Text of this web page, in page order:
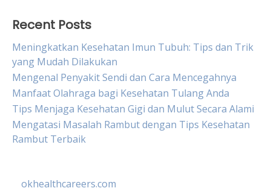
Recent Posts
Meningkatkan Kesehatan Imun Tubuh: Tips dan Trik
yang Mudah Dilakukan
Mengenal Penyakit Sendi dan Cara Mencegahnya
Manfaat Olahraga bagi Kesehatan Tulang Anda
Tips Menjaga Kesehatan Gigi dan Mulut Secara Alami
Mengatasi Masalah Rambut dengan Tips Kesehatan
Rambut Terbaik
okhealthcareers.com